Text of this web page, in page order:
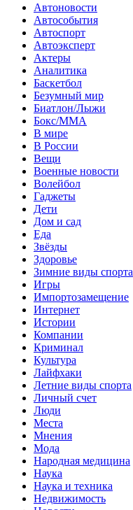
Автоновости
Автособытия
Автоспорт
Автоэксперт
Актеры
Аналитика
Баскетбол
Безумный мир
Биатлон/Лыжи
Бокс/MMA
В мире
В России
Вещи
Военные новости
Волейбол
Гаджеты
Дети
Дом и сад
Еда
Звёзды
Здоровье
Зимние виды спорта
Игры
Импортозамещение
Интернет
Истории
Компании
Криминал
Культура
Лайфхаки
Летние виды спорта
Личный счет
Люди
Места
Мнения
Мода
Народная медицина
Наука
Наука и техника
Недвижимость